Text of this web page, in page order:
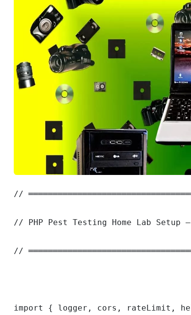
//
// PHP Pest Testing Home Lab Setup
//
import { logger, cors, rateLimit,